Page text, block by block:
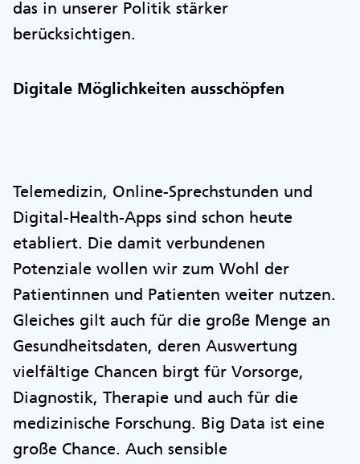
das in unserer Politik stärker
berücksichtigen.
Digitale Möglichkeiten ausschöpfen
Telemedizin, Online-Sprechstunden und
Digital-Health-Apps sind schon heute
etabliert. Die damit verbundenen
Potenziale wollen wir zum Wohl der
Patientinnen und Patienten weiter nutzen.
Gleiches gilt auch für die große Menge an
Gesundheitsdaten, deren Auswertung
vielfältige Chancen birgt für Vorsorge,
Diagnostik, Therapie und auch für die
medizinische Forschung. Big Data ist eine
große Chance. Auch sensible